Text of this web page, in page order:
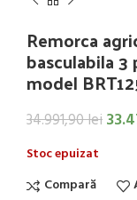
Remorca
basculabila
model
34.991,90lei
Stoc epuizat
Compară